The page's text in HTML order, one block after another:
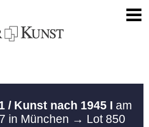
/ Kunst nach 1945 I am
in München → Lot 850